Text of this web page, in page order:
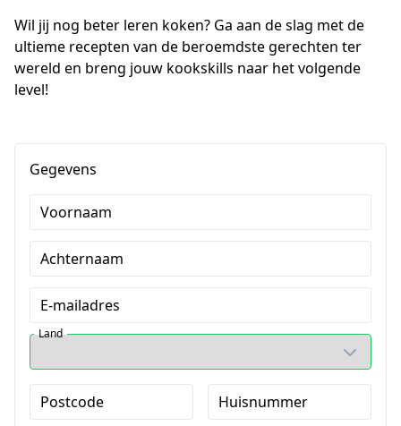
Wil jij nog beter leren koken? Ga aan de slag met de
ultieme recepten van de beroemdste gerechten ter
wereld en breng jouw kookskills naar het volgende
level!
Gegevens
Voornaam
Achternaam
E-mailadres
Land
Postcode Huisnummer